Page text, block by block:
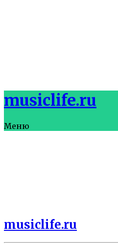
musiclife.ru
Меню
musiclife.ru